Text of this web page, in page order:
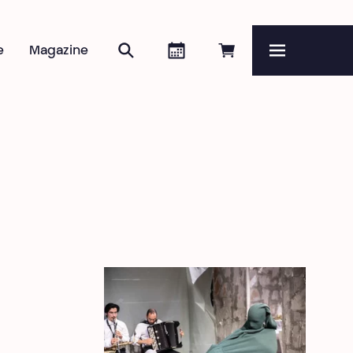
Réserver en ligne
Agenda
Rechercher
Magazine